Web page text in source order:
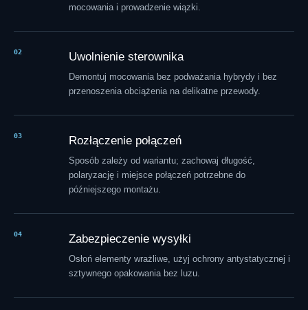
mocowania i prowadzenie wiązki.
02 Uwolnienie sterownika
Demontuj mocowania bez podważania hybrydy i bez
przenoszenia obciążenia na delikatne przewody.
03 Rozłączenie połączeń
Sposób zależy od wariantu; zachowaj długość,
polaryzację i miejsce połączeń potrzebne do
późniejszego montażu.
04 Zabezpieczenie wysyłki
Osłoń elementy wrażliwe, użyj ochrony antystatycznej i
sztywnego opakowania bez luzu.